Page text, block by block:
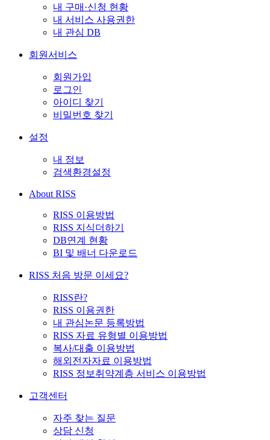
내 구매·신청 현황
내 서비스 사용권한
내 관심 DB
회원서비스
회원가입
로그인
아이디 찾기
비밀번호 찾기
설정
내 정보
검색환경설정
About RISS
RISS 이용방법
RISS 지식더하기
DB연계 현황
BI 및 배너 다운로드
RISS 처음 방문 이세요?
RISS란?
RISS 이용권한
내 관심논문 등록방법
RISS 자료 유형별 이용방법
복사/대출 이용방법
해외전자자료 이용방법
RISS 정보취약계층 서비스 이용방법
고객센터
자주 찾는 질문
상담 신청